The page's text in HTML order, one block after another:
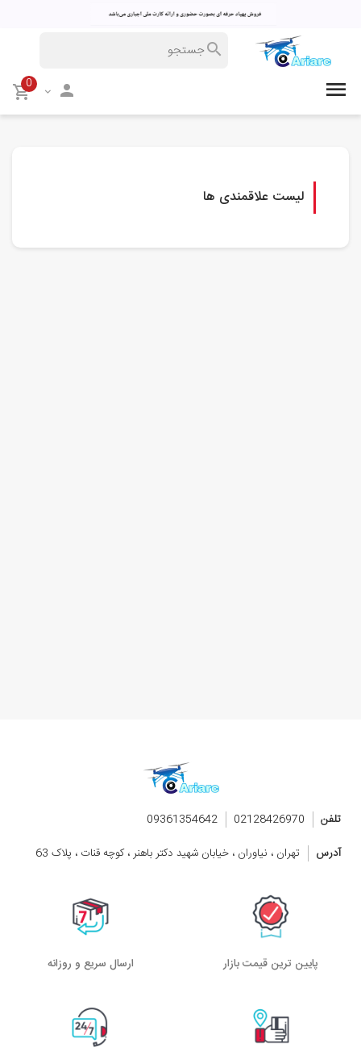
0
لیست علاقمندی ها
تلفن 02128426970
09361354642
آدرس
تهران ، نیاوران ، خیابان شهید دکتر باهنر ، کوچه قنات ، پلاک 63
پایین ترین قیمت بازار ارسال سریع و روزانه